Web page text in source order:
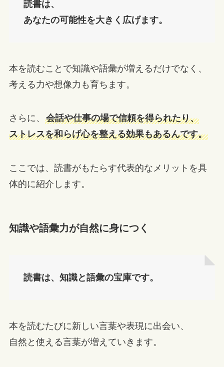
読書は、
あなたの可能性を大きく広げます。
本を読むことで知識や語彙が増えるだけでなく、
考える力や想像力も育ちます。
さらに、 会話や仕事の場で信頼を得られたり、
ストレスを和らげ心を整える効果もあるんです。
ここでは、読書がもたらす代表的なメリットを具
体的に紹介します。
知識や語彙力が自然に身につく
読書は、知識と語彙の宝庫です。
本を読むたびに新しい言葉や表現に出会い、
自然と使える言葉が増えていきます。